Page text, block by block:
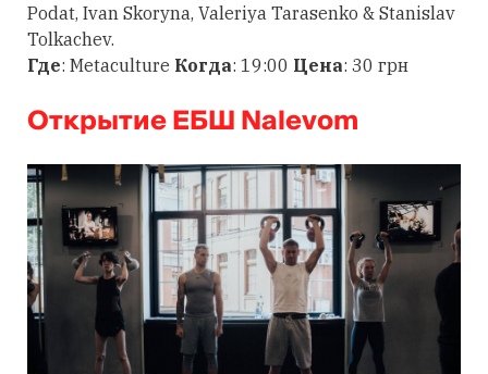
Podat, Ivan Skoryna, Valeriya Tarasenko & Stanislav
Tolkachev.
Где: Metaculture Когда: 19:00 Цена: 30 грн
Открытие ЕБШ Nalevom